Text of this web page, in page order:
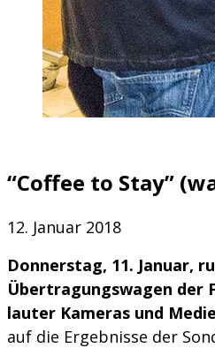
“Coffee to Stay”
12. Januar 2018
Donnerstag, 11. Januar,
Übertragungswagen der
lauter Kameras und
auf die Ergebnisse der